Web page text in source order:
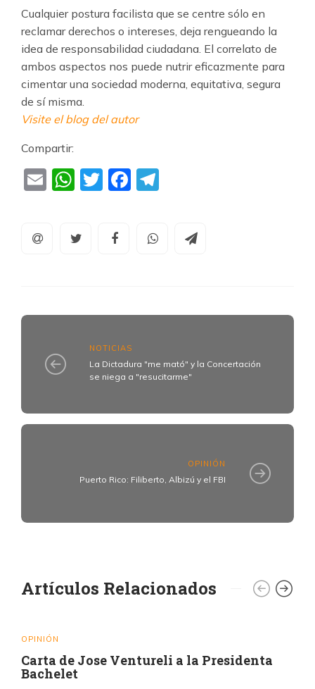
Cualquier postura facilista que se centre sólo en
reclamar derechos o intereses, deja rengueando la
idea de responsabilidad ciudadana. El correla­to de
ambos aspectos nos puede nutrir eficazmente para
cimen­tar una sociedad moderna, equitativa, segura
de sí misma.
Visite el blog del autor
Compartir:
EmailWhatsApp
TwitterFacebook
NOTICIAS
La Dictadura "me mató" y la Concertación
se niega a "resucitarme"
OPINIÓN
Puerto Rico: Filiberto, Albizú y el FBI
Artículos Relacionados
OPINIÓN
Carta de Jose Ventureli a la Presidenta
Bachelet